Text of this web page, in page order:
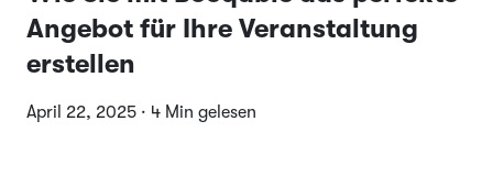
Angebot für Ihre Veranstaltung
erstellen
April 22, 2025 · 4 Min gelesen